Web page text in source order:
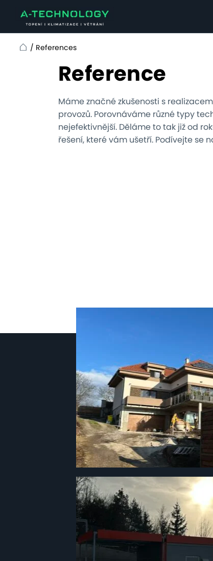
/ References
Reference
Máme značné zkušenosti s
provozů. Porovnáváme různé typy
nejefektivnější. Děláme to tak již od
řešení, které vám ušetří. Podívejte se